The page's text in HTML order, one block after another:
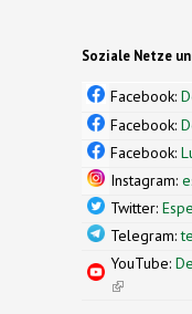
Soziale Netze
Facebook:
Facebook:
Facebook:
Instagram:
Twitter:
Telegram:
YouTube:
(link is